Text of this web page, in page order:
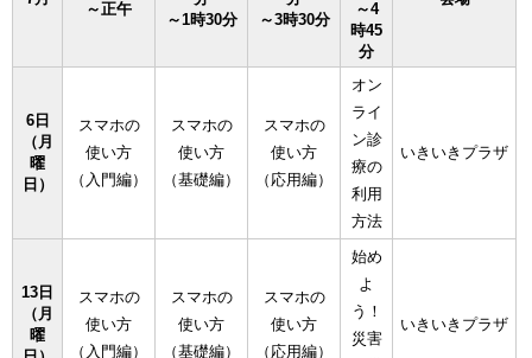
～正午
～1時30分
～3時30分
～4
時45
分
6日
（月
曜
日）
スマホの
使い方
（入門編）
スマホの
使い方
（基礎編）
スマホの
使い方
（応用編）
オン
ライ
ン診
療の
利用
方法
いきいきプラザ
13日
（月
曜
スマホの
使い方
（入門編）
スマホの
使い方
（基礎編）
スマホの
使い方
（応用編）
始め
よ
う！
災害
いきいきプラザ